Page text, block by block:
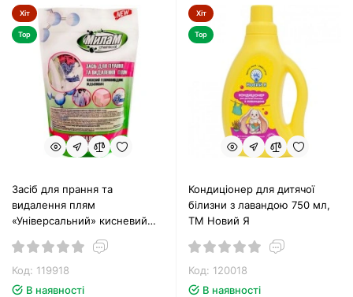
Хіт
Top
Засіб для прання та
видалення плям
«Універсальний» кисневий
Код: 119918
В наявності
Хіт
Top
Кондиціонер для дитячої
білизни з лавандою 750 мл,
ТМ Новий Я
Код: 120018
В наявності